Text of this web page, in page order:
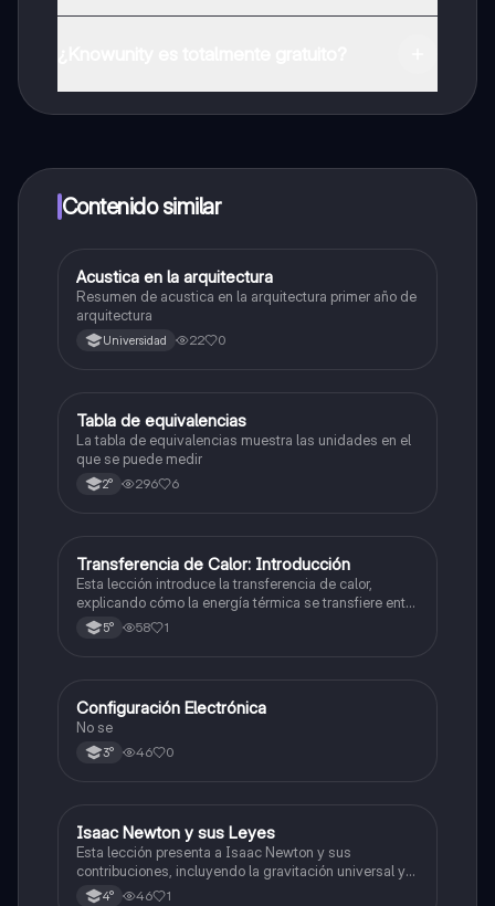
a determinadas funciones.
Contenido similar
Física
Acustica en la arquitectura
Resumen de acustica en la arquitectura primer año de
arquitectura
Universidad 22 0
Física
Tabla de equivalencias
La tabla de equivalencias muestra las unidades en el
que se puede medir
2° 296 6
Física
Transferencia de Calor: Introducción
Esta lección introduce la transferencia de calor,
explicando cómo la energía térmica se transfiere entre
objetos a través de conducción, convección y
radiación.
5° 58 1
Física
Configuración Electrónica
No se
3° 46 0
Física
Isaac Newton y sus Leyes
Esta lección presenta a Isaac Newton y sus
contribuciones, incluyendo la gravitación universal y
las bases de la mecánica clásica.
4° 46 1